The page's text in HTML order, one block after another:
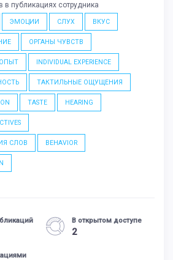
публикациях сотрудника
ЭМОЦИИ СЛУХ ВКУС
ОРГАНЫ ЧУВСТВ
INDIVIDUAL EXPERIENCE
ТАКТИЛЬНЫЕ ОЩУЩЕНИЯ
TASTE HEARING
СЛОВ BEHAVIOR
В открытом доступе
2